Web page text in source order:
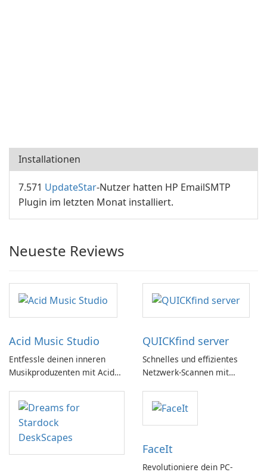
Installationen
7.571 UpdateStar-Nutzer hatten HP EmailSMTP
Plugin im letzten Monat installiert.
Neueste Reviews
Acid Music Studio
Entfessle deinen inneren
Musikproduzenten mit Acid
QUICKfind server
Schnelles und effizientes
Netzwerk-Scannen mit
FaceIt
Revolutioniere dein PC-